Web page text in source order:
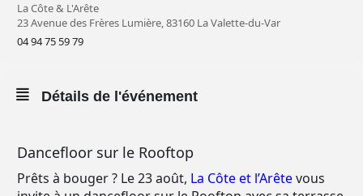
La Côte & L'Arête
23 Avenue des Frères Lumière, 83160 La Valette-du-Var
04 94 75 59 79
Détails de l'événement
Dancefloor sur le Rooftop
Prêts à bouger ? Le 23 août, La Côte et l’Arêtevous